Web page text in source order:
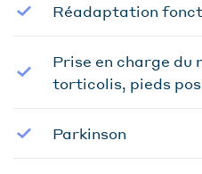
Réadaptation
Prise en charge du
torticolis, pieds
Parkinson